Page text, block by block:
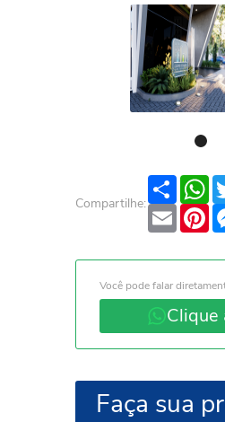
Compartilhe:
Share
Email
Você pode falar
Clique
Faça sua